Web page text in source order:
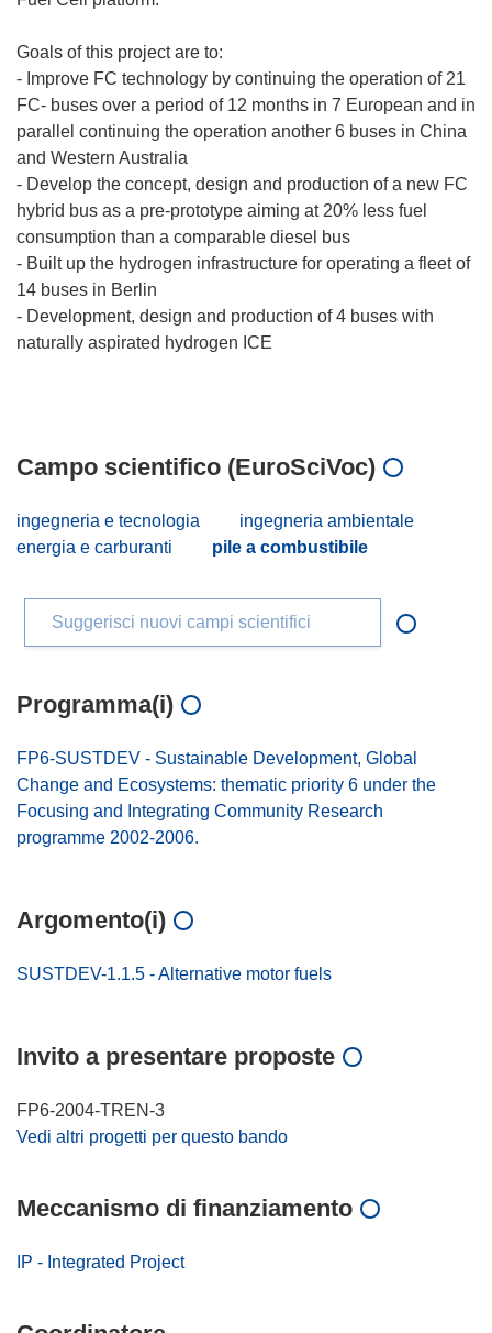
Goals of this project are to:
- Improve FC technology by continuing the operation of 21
FC- buses over a period of 12 months in 7 European and in
parallel continuing the operation another 6 buses in China
and Western Australia
- Develop the concept, design and production of a new FC
hybrid bus as a pre-prototype aiming at 20% less fuel
consumption than a comparable diesel bus
- Built up the hydrogen infrastructure for operating a fleet of
14 buses in Berlin
- Development, design and production of 4 buses with
naturally aspirated hydrogen ICE
Campo scientifico (EuroSciVoc)
ingegneria e tecnologia
ingegneria ambientale
energia e carburanti
pile a combustibile
Suggerisci nuovi campi scientifici
Programma(i)
FP6-SUSTDEV - Sustainable Development, Global
Change and Ecosystems: thematic priority 6 under the
Focusing and Integrating Community Research
programme 2002-2006.
Argomento(i)
SUSTDEV-1.1.5 - Alternative motor fuels
Invito a presentare proposte
FP6-2004-TREN-3
Vedi altri progetti per questo bando
Meccanismo di finanziamento
IP - Integrated Project